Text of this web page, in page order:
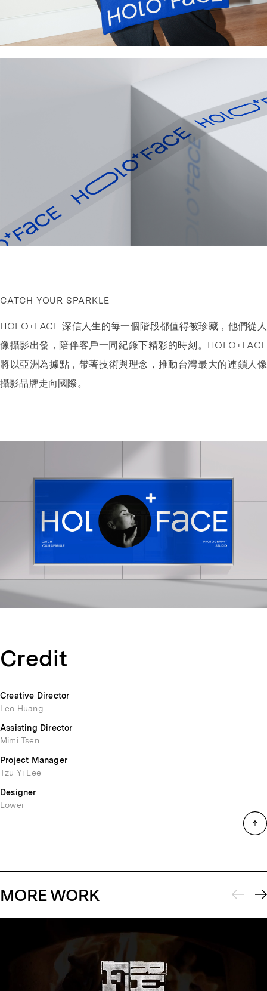
CATCH YOUR SPARKLE
HOLO+FACE 深信人生的每一個階段都值得被珍藏，他們從人
像攝影出發，陪伴客戶一同紀錄下精彩的時刻。HOLO+FACE
將以亞洲為據點，帶著技術與理念，推動台灣最大的連鎖人像
攝影品牌走向國際。
Credit
Creative Director
Leo Huang
Assisting Director
Mimi Tsen
Project Manager
Tzu Yi Lee
Designer
Lowei
MORE WORK